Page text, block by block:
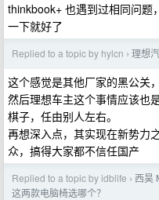
thinkbook+ 也遇到过相同问题
一下就好了
Replied to a topic by hylcn › 理想
这个感觉是其他厂家的黑公关
然后理想车主这个事情应该也
棋子，任由别人左右。
再想深入点，其实现在新势力
众，搞得大家都不信任国产
Replied to a topic by idblife › 西昊
这两款电脑椅选哪个？